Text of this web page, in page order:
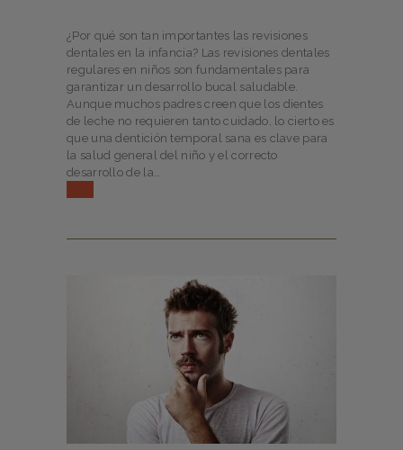
¿Por qué son tan importantes las revisiones
dentales en la infancia? Las revisiones dentales
regulares en niños son fundamentales para
garantizar un desarrollo bucal saludable.
Aunque muchos padres creen que los dientes
de leche no requieren tanto cuidado, lo cierto es
que una dentición temporal sana es clave para
la salud general del niño y el correcto
desarrollo de la…